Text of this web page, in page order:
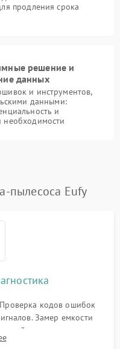
продления срока
решение и
данных
и инструментов,
данными:
и
необходимости
пылесоса Eufy
кодов ошибок
Замер емкости
станции зарядки.
датчиков падения для